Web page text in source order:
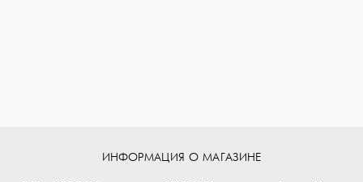
ИНФОРМАЦИЯ О МАГАЗИНЕ